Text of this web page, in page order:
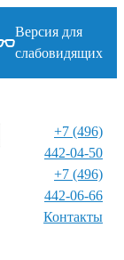
Версия для
слабовидящих
+7 (496)
442-04-50
+7 (496)
442-06-66
Контакты⁠